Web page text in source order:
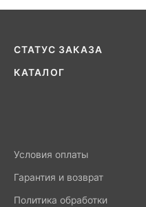
СТАТУС ЗАКАЗА
КАТАЛОГ
Условия оплаты
Гарантия и возврат
Политика обработки